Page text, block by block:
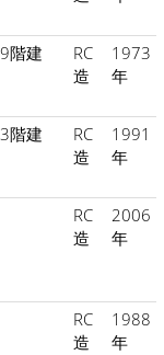
9階建
RC
造
1973
年
3階建
RC
造
1991
年
RC
造
2006
年
RC
造
1988
年